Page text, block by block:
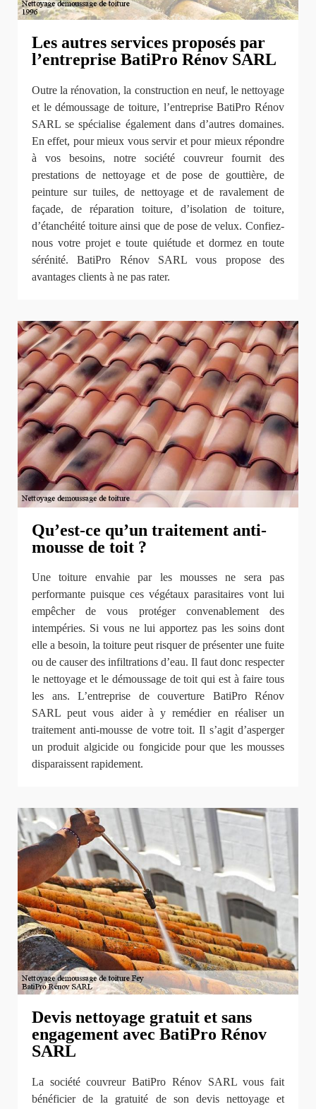
Les autres services proposés par
l’entreprise BatiPro Rénov SARL
Outre la rénovation, la construction en neuf, le nettoyage
et le démoussage de toiture, l’entreprise BatiPro Rénov
SARL se spécialise également dans d’autres domaines.
En effet, pour mieux vous servir et pour mieux répondre
à vos besoins, notre société couvreur fournit des
prestations de nettoyage et de pose de gouttière, de
peinture sur tuiles, de nettoyage et de ravalement de
façade, de réparation toiture, d’isolation de toiture,
d’étanchéité toiture ainsi que de pose de velux. Confiez-
nous votre projet e toute quiétude et dormez en toute
sérénité. BatiPro Rénov SARL vous propose des
avantages clients à ne pas rater.
Qu’est-ce qu’un traitement anti-
mousse de toit ?
Une toiture envahie par les mousses ne sera pas
performante puisque ces végétaux parasitaires vont lui
empêcher de vous protéger convenablement des
intempéries. Si vous ne lui apportez pas les soins dont
elle a besoin, la toiture peut risquer de présenter une fuite
ou de causer des infiltrations d’eau. Il faut donc respecter
le nettoyage et le démoussage de toit qui est à faire tous
les ans. L’entreprise de couverture BatiPro Rénov
SARL peut vous aider à y remédier en réaliser un
traitement anti-mousse de votre toit. Il s’agit d’asperger
un produit algicide ou fongicide pour que les mousses
disparaissent rapidement.
Devis nettoyage gratuit et sans
engagement avec BatiPro Rénov
SARL
La société couvreur BatiPro Rénov SARL vous fait
bénéficier de la gratuité de son devis nettoyage et